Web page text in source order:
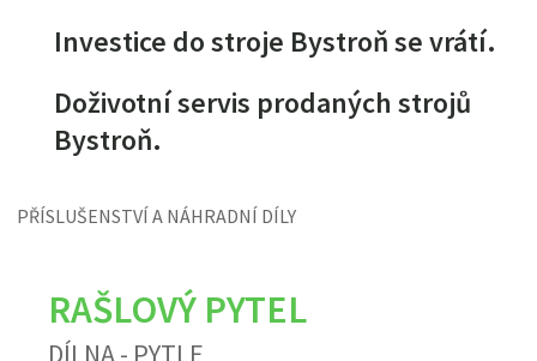
Investice do stroje Bystroň se vrátí.
Doživotní servis prodaných strojů
Bystroň.
PŘÍSLUŠENSTVÍ A NÁHRADNÍ DÍLY
RAŠLOVÝ PYTEL
DÍLNA - PYTLE